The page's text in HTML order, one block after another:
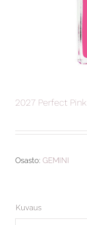
2027 Perfect Pink
Osasto: GEMINI
Kuvaus